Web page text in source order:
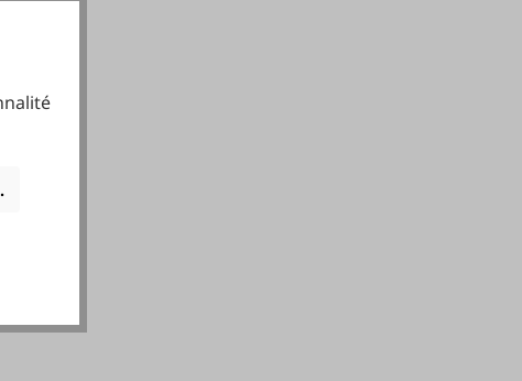
cookies fonctionnels